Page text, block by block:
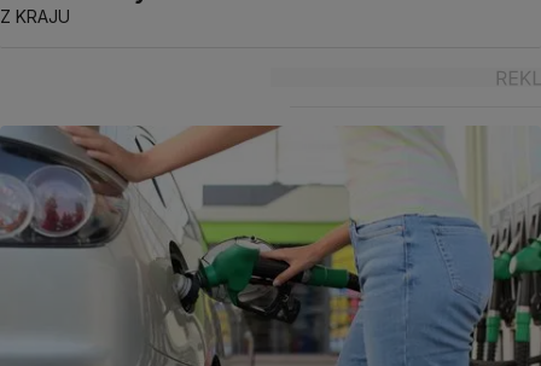
Z KRAJU